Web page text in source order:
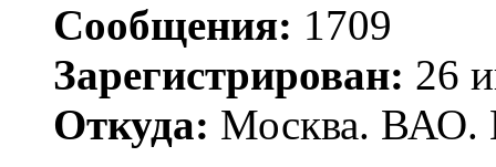
Сообщения: 1709
Зарегистрирован: 26
Откуда: Москва. ВАО.